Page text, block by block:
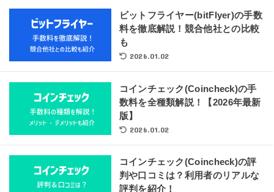
ビットフライヤー(bitFlyer)の手数
料を徹底解説！競合他社との比較
も
2026.01.02
コインチェック(Coincheck)の手
数料を全種類解説！【2026年最新
版】
2026.01.02
コインチェック(Coincheck)の評
判や口コミは？利用者のリアルな
評判を紹介！